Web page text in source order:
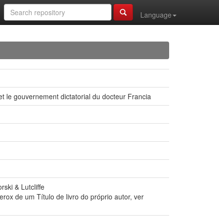
Language
le gouvernement dictatorial du docteur Francia
& Lutcliffe
de um Título de livro do próprio autor, ver